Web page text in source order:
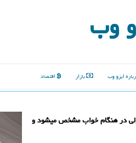
وب
ایزو وب بازار اقتصاد
در هنگام خواب مشخص میشود و